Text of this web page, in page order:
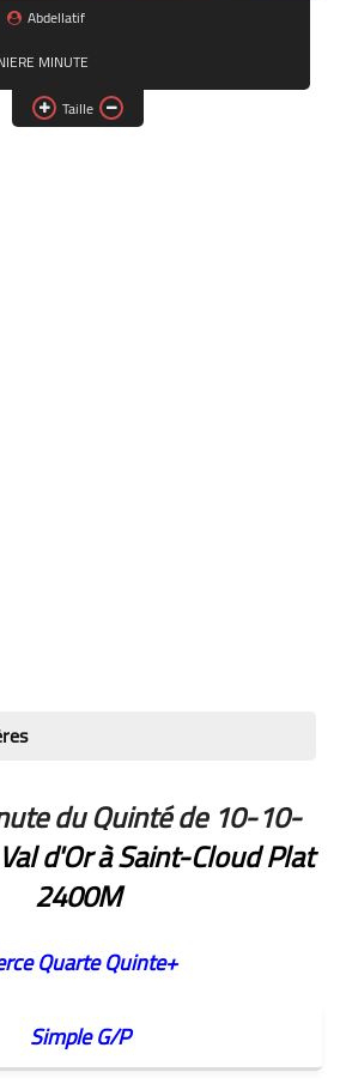
Abdellatif
MINUTE
Taille
du Quinté de 10-10-
d'Or à Saint-Cloud Plat
2400M
QuarteQuinte+
Simple G/P